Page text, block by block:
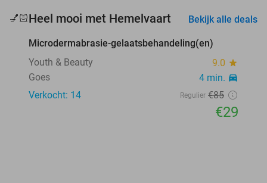
💅🏻Heel mooi met Hemelvaart Bekijk alle deals
favorite_border
Microdermabrasie-gelaatsbehandeling(en)
Youth & Beauty
9.0 star
Goes 4 min. directions_car
Verkocht: 14 Regulier €85
€29